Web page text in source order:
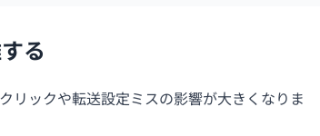
る
リックや転送設定ミスの影響が大きくなりま